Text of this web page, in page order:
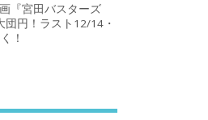
『宮田バスターズ
団円！ラスト12/14・
！